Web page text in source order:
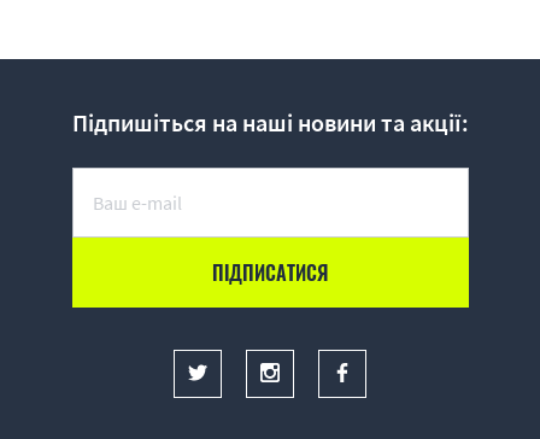
Підпишіться на наші новини та акції: